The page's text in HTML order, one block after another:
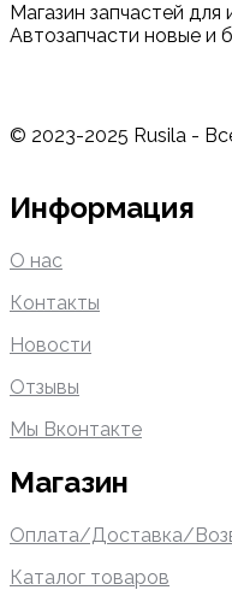
Магазин запчастей
Автозапчасти новые и
© 2023-2025 Rusila -
Информация
О нас
Контакты
Новости
Отзывы
Мы Вконтакте
Магазин
Оплата/Доставка/
Каталог товаров